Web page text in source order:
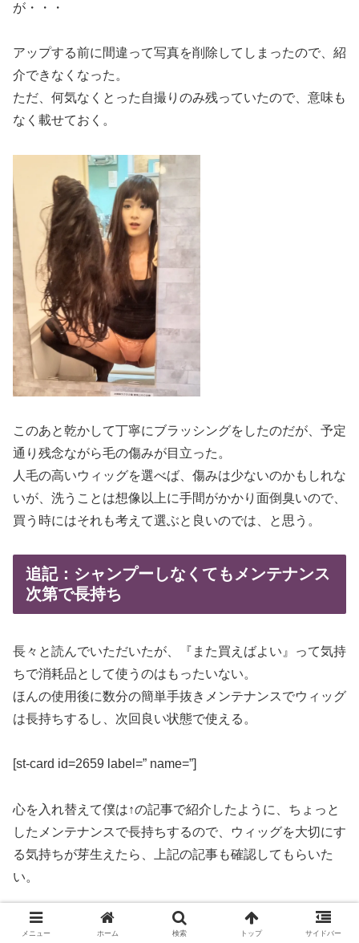
が・・・
アップする前に間違って写真を削除してしまったので、紹
介できなくなった。
ただ、何気なくとった自撮りのみ残っていたので、意味も
なく載せておく。
このあと乾かして丁寧にブラッシングをしたのだが、予定
通り残念ながら毛の傷みが目立った。
人毛の高いウィッグを選べば、傷みは少ないのかもしれな
いが、洗うことは想像以上に手間がかかり面倒臭いので、
買う時にはそれも考えて選ぶと良いのでは、と思う。
追記：シャンプーしなくてもメンテナンス
次第で長持ち
長々と読んでいただいたが、『また買えばよい』って気持
ちで消耗品として使うのはもったいない。
ほんの使用後に数分の簡単手抜きメンテナンスでウィッグ
は長持ちするし、次回良い状態で使える。
[st-card id=2659 label=” name=”]
心を入れ替えて僕は↑の記事で紹介したように、ちょっと
したメンテナンスで長持ちするので、ウィッグを大切にす
る気持ちが芽生えたら、上記の記事も確認してもらいた
い。
変身アイテム
メニュー ホーム 検索 トップ サイドバー